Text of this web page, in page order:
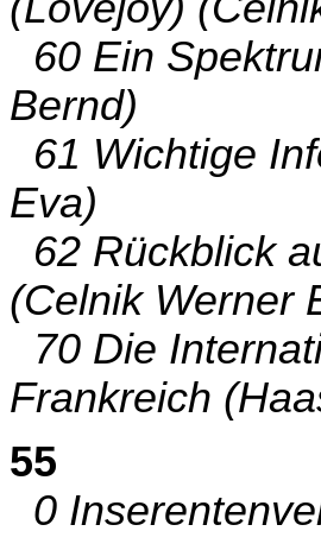
60 Ein
Bernd)
61 Wichtige
Eva)
62 Rückblick
(Celnik Werner
70 Die
Frankreich
55
0